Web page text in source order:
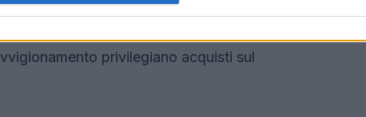
come strumento operativo punta a
dei prezzi, oltre a creare opportunità per
privilegiano acquisti sul